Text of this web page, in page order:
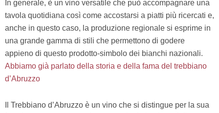
In generale, è un vino versatile che può accompagnare una
tavola quotidiana così come accostarsi a piatti più ricercati e,
anche in questo caso, la produzione regionale si esprime in
una grande gamma di stili che permettono di godere
appieno di questo prodotto-simbolo dei bianchi nazionali.
Abbiamo già parlato della storia e della fama del trebbiano
d’Abruzzo
Il Trebbiano d’Abruzzo è un vino che si distingue per la sua